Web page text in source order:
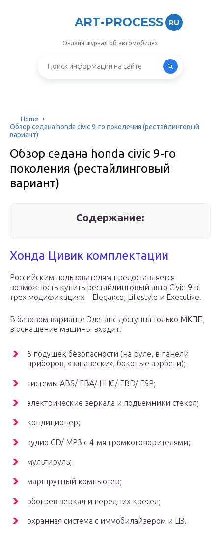
ART-PROCESS RU
Онлайн-журнал об автомобилях
Home
Обзор седана honda civic 9-го поколения (рестайлинговый
вариант)
Обзор седана honda civic 9-го
поколения (рестайлинговый
вариант)
Содержание:
Хонда Цивик комплектации
Российским пользователям предоставляется
возможность купить рестайлинговый авто Civic-9 в
трех модификациях – Elegance, Lifestyle и Executive.
В базовом варианте Элеганс доступна только МКПП,
в оснащение машины входит:
6 подушек безопасности (на руле, в панели
приборов, «занавески», боковые аэрбеги);
системы ABS/ EBA/ HHC/ EBD/ ESP;
электрические зеркала и подъемники стекол;
кондиционер;
аудио CD/ MP3 с 4-мя громкоговорителями;
мультируль;
маршрутный компьютер;
обогрев зеркал и передних кресел;
охранная система с иммобилайзером и ЦЗ.